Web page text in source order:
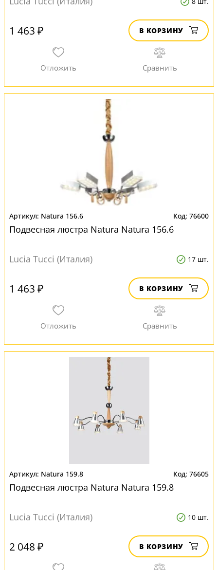
1 463 ₽ В КОРЗИНУ
Natura 156.6 76600
Подвесная люстра Natura Natura 156.6
Lucia Tucci (Италия) 17 шт.
1 463 ₽ В КОРЗИНУ
Natura 159.8 76605
Подвесная люстра Natura Natura 159.8
Lucia Tucci (Италия) 10 шт.
2 048 ₽ В КОРЗИНУ